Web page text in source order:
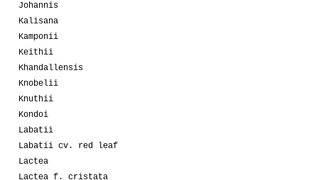
Johannis
Kalisana
Kamponii
Keithii
Khandallensis
Knobelii
Knuthii
Kondoi
Labatii
Labatii cv. red leaf
Lactea
Lactea f. cristata